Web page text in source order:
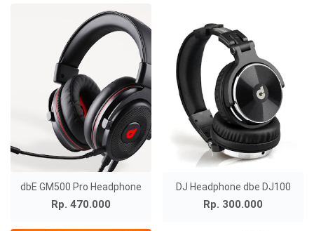
dbE GM500 Pro Headphone
Rp. 470.000
DJ Headphone dbe DJ100
Rp. 300.000